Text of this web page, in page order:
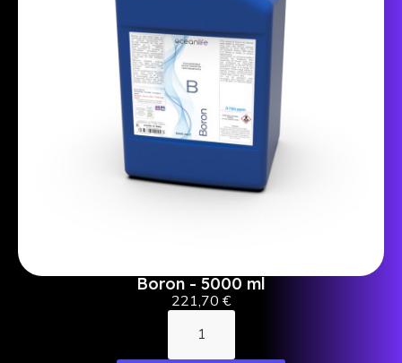
Boron - 5000 ml
221,70 €